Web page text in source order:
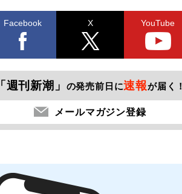
Facebook X YouTube
「週刊新潮」 の発売前日に速報が届く！
メールマガジン登録